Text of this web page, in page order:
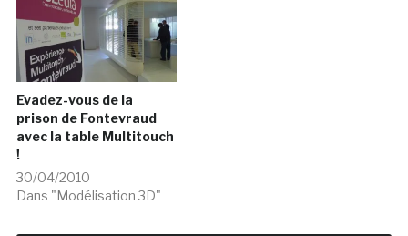
Evadez-vous de la
prison de Fontevraud
avec la table Multitouch
!
30/04/2010
Dans "Modélisation 3D"